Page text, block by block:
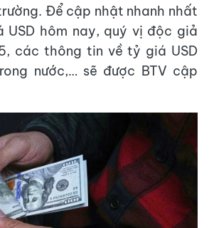
Để cập nhật nhanh nhất
hôm nay, quý vị độc giả
các thông tin về tỷ giá USD
nước,… sẽ được BTV cập